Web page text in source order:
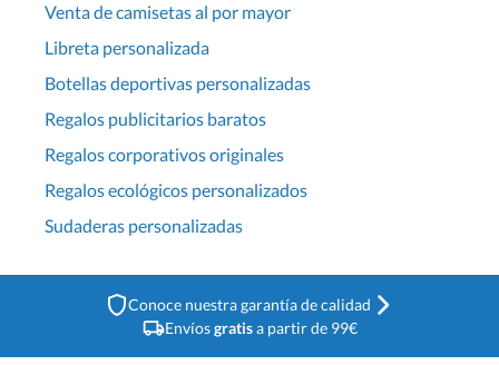
Venta de camisetas al por mayor
Libreta personalizada
Botellas deportivas personalizadas
Regalos publicitarios baratos
Regalos corporativos originales
Regalos ecológicos personalizados
Sudaderas personalizadas
Conoce nuestra garantía de calidad
Envíosgratisa partir de 99€